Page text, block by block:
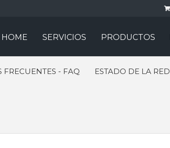
HOME SERVICIOS PRODUCTOS
FRECUENTES - FAQ ESTADO DE LA RED